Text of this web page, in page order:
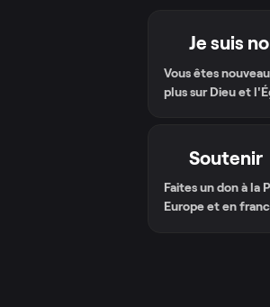
Je suis
Vous êtes
plus sur Dieu et
Soutenir
Faites un don à la
Europe et en